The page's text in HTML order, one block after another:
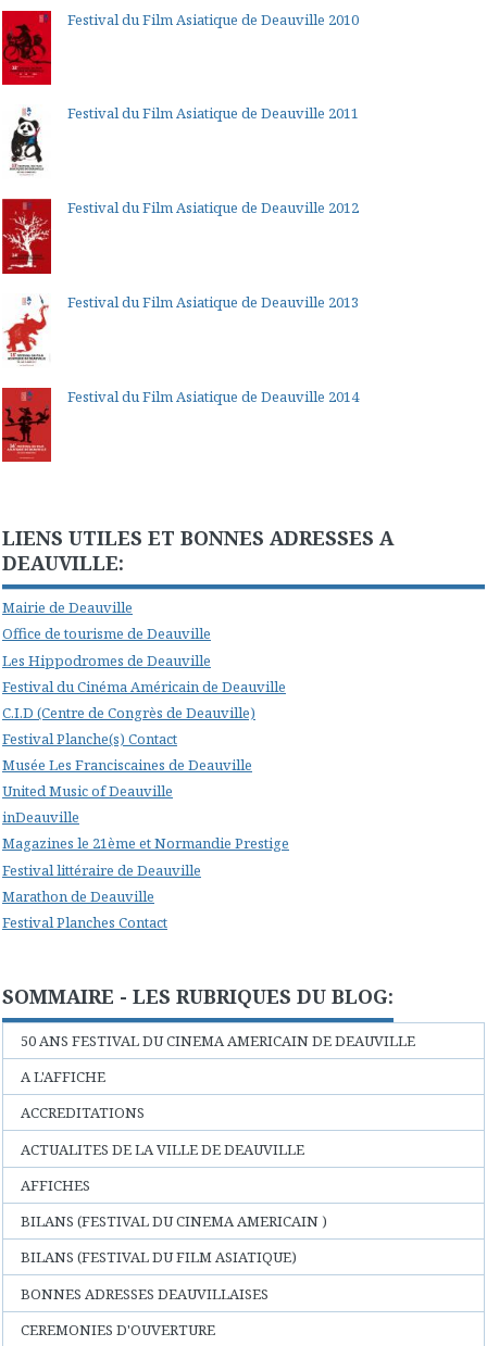
Festival du Film Asiatique de Deauville 2010
Festival du Film Asiatique de Deauville 2011
Festival du Film Asiatique de Deauville 2012
Festival du Film Asiatique de Deauville 2013
Festival du Film Asiatique de Deauville 2014
LIENS UTILES ET BONNES ADRESSES A
DEAUVILLE:
Mairie de Deauville
Office de tourisme de Deauville
Les Hippodromes de Deauville
Festival du Cinéma Américain de Deauville
C.I.D (Centre de Congrès de Deauville)
Festival Planche(s) Contact
Musée Les Franciscaines de Deauville
United Music of Deauville
inDeauville
Magazines le 21ème et Normandie Prestige
Festival littéraire de Deauville
Marathon de Deauville
Festival Planches Contact
SOMMAIRE - LES RUBRIQUES DU BLOG:
50 ANS FESTIVAL DU CINEMA AMERICAIN DE DEAUVILLE
A L'AFFICHE
ACCREDITATIONS
ACTUALITES DE LA VILLE DE DEAUVILLE
AFFICHES
BILANS (FESTIVAL DU CINEMA AMERICAIN )
BILANS (FESTIVAL DU FILM ASIATIQUE)
BONNES ADRESSES DEAUVILLAISES
CEREMONIES D'OUVERTURE